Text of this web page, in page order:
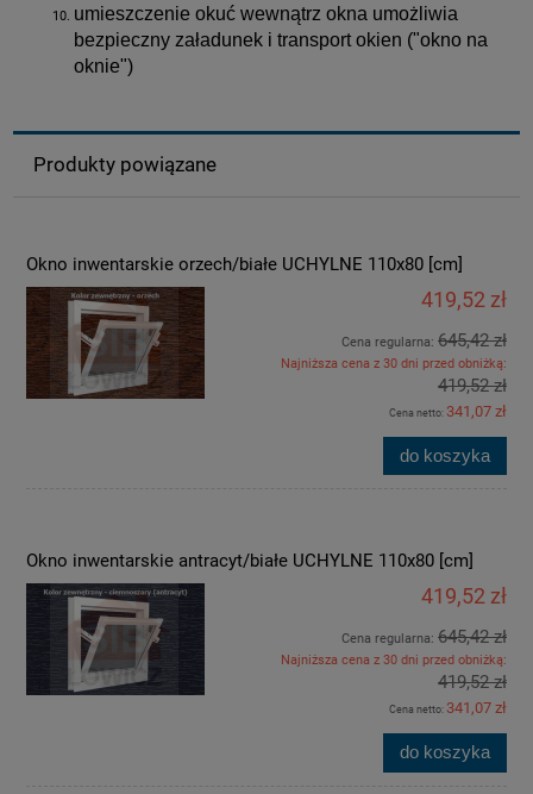
umieszczenie okuć wewnątrz okna umożliwia
bezpieczny załadunek i transport okien ("okno na
oknie")
Produkty powiązane
Okno inwentarskie orzech/białe UCHYLNE 110x80 [cm]
419,52 zł
Cena regularna: 645,42 zł
Najniższa cena z 30 dni przed obniżką:
419,52 zł
Cena netto: 341,07 zł
do koszyka
Okno inwentarskie antracyt/białe UCHYLNE 110x80 [cm]
419,52 zł
Cena regularna: 645,42 zł
Najniższa cena z 30 dni przed obniżką:
419,52 zł
Cena netto: 341,07 zł
do koszyka